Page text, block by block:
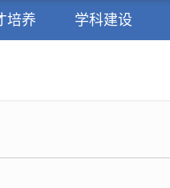
培养 学科建设